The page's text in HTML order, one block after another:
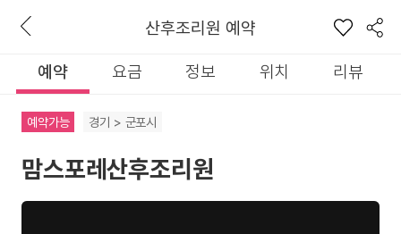
산후조리원 예약
예약 요금 정보 위치 리뷰
예약가능 경기 > 군포시
맘스포레산후조리원